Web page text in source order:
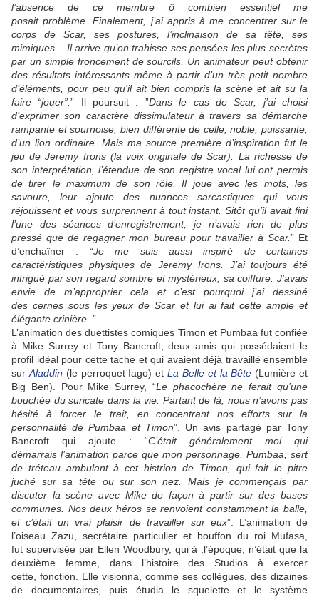
l’absence de ce membre ô combien essentiel me
posait problème. Finalement, j’ai appris à me concentrer sur le
corps de Scar, ses postures, l’inclinaison de sa tête, ses
mimiques... Il arrive qu’on trahisse ses pensées les plus secrètes
par un simple froncement de sourcils. Un animateur peut obtenir
des résultats intéressants même à partir d’un très petit nombre
d’éléments, pour peu qu’il ait bien compris la scène et ait su la
faire “jouer”.” Il poursuit : ”Dans le cas de Scar, j’ai choisi
d’exprimer son caractère dissimulateurà travers sa démarche
rampante et sournoise, bien différente de celle, noble, puissante,
d’un lion ordinaire. Mais ma source première d’inspiration fut le
jeu de Jeremy Irons (la voix originale de Scar). La richesse de
son interprétation, l’étendue de son registre vocal lui ont permis
de tirer le maximum de son rôle. Il joue avec les mots, les
savoure, leur ajoute des nuances sarcastiques qui vous
réjouissent et vous surprennent à tout instant. Sitôt qu’il avait fini
l’une des séances d’enregistrement, je n’avais riende plus
pressé que de regagner mon bureau pour travailler à Scar.” Et
d’enchaîner : “Je me suis aussi inspiré de certaines
caractéristiques physiquesde Jeremy Irons. J’ai toujours été
intrigué par son regard sombre et mystérieux, sa coiffure. J’avais
envie de m’approprier cela et c’est pourquoi j’ai dessiné
des cernes sous les yeux de Scar et lui ai fait cette ample et
élégante crinière. ”
L’animation des duettistes comiques Timon et Pumbaa fut confiée
à Mike Surrey et Tony Bancroft, deux amis qui possédaient le
profil idéal pour cette tache et qui avaient déjà travaillé ensemble
sur Aladdin (le perroquet Iago) etLa Belle et la Bête (Lumière et
Big Ben). Pour Mike Surrey, “Le phacochère ne ferait qu’une
bouchée du suricate dans la vie. Partant de là, nous n’avons pas
hésité à forcer le trait, en concentrant nos efforts sur la
personnalité de Pumbaa et Timon”. Un avis partagé par Tony
Bancroft qui ajoute : “C’était généralement moi qui
démarrais l’animation parce que mon personnage, Pumbaa, sert
de tréteau ambulant à cet histrion de Timon, qui fait le pitre
juché sur sa tête ou sur son nez. Mais je commençais par
discuter la scène avec Mike de façon à partir sur des bases
communes. Nos deux héros se renvoient constamment la balle,
et c’était un vrai plaisir de travailler sur eux”. L’animation de
l’oiseau Zazu, secrétaire particulier et bouffon du roi Mufasa,
fut supervisée par Ellen Woodbury, qui à ,l’époque, n’était que la
deuxième femme, dans l’histoire des Studios à exercer
cette, fonction. Elle visionna, comme ses collègues, des dizaines
de documentaires, puis étudia le squelette et le système